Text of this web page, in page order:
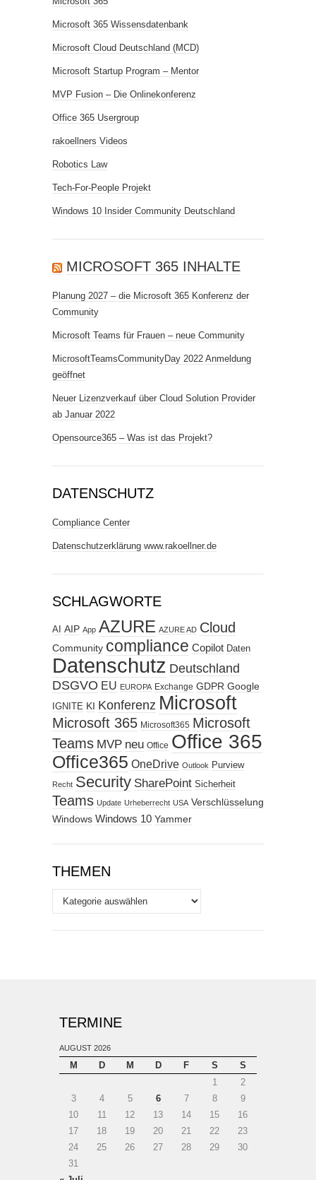
Microsoft 365 Wissensdatenbank
Microsoft Cloud Deutschland (MCD)
Microsoft Startup Program – Mentor
MVP Fusion – Die Onlinekonferenz
Office 365 Usergroup
rakoellners Videos
Robotics Law
Tech-For-People Projekt
Windows 10 Insider Community Deutschland
MICROSOFT 365 INHALTE
Planung 2027 – die Microsoft 365 Konferenz der
Community
Microsoft Teams für Frauen – neue Community
MicrosoftTeamsCommunityDay 2022 Anmeldung
geöffnet
Neuer Lizenzverkauf über Cloud Solution Provider
ab Januar 2022
Opensource365 – Was ist das Projekt?
DATENSCHUTZ
Compliance Center
Datenschutzerklärung www.rakoellner.de
SCHLAGWORTE
AI AIP App AZURE AZURE AD Cloud
Community compliance Copilot Daten
Datenschutz Deutschland
DSGVO EU EUROPA Exchange GDPR Google
IGNITE KI Konferenz Microsoft
Microsoft 365 Microsoft365 Microsoft
Teams MVP neu Office Office 365
Office365 OneDrive Outlook Purview
Recht Security SharePoint Sicherheit
Teams Update Urheberrecht USA Verschlüsselung
Windows Windows 10 Yammer
THEMEN
Themen
TERMINE
AUGUST 2026
M D M D F S
S
1
2
3
4 5 6 7 8
9
10
11 12 13 14 15
16
17
18 19 20 21 22
23
24
25 26 27 28 29
30
31